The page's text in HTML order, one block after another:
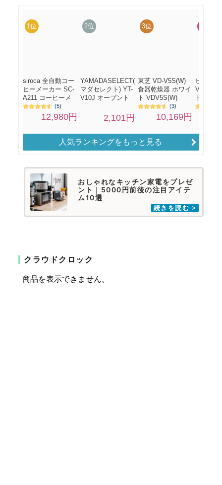
人気ランキングをもっと見る
おしゃれなキッチン家電をプレゼ
ント｜5000円前後の注目アイテ
ム10選
クラウドクロック